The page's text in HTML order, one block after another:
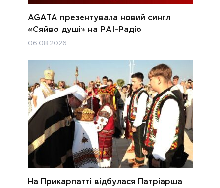
AGATA презентувала новий сингл
«Сяйво душі» на РАІ-Радіо
06.08.2026
На Прикарпатті відбулася Патріарша